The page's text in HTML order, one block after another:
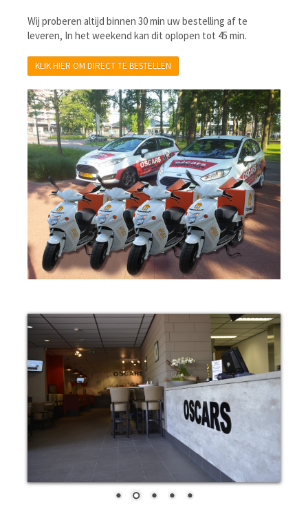
Wij proberen altijd binnen 30 min uw bestelling af te
leveren, In het weekend kan dit oplopen tot 45 min.
KLIK HIER OM DIRECT TE BESTELLEN